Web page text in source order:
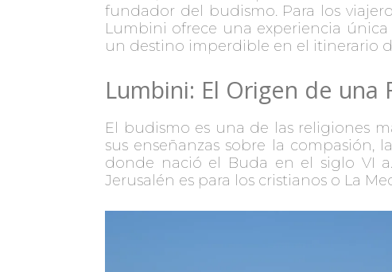
fundador del budismo. Para los
Lumbini ofrece una experiencia
un destino imperdible en el itinerario
Lumbini: El Origen de una
El budismo es una de las religiones
sus enseñanzas sobre la compasión,
donde nació el Buda en el siglo VI
Jerusalén es para los cristianos o La